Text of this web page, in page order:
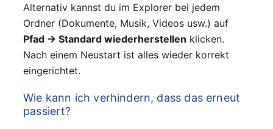
Alternativ kannst du im Explorer bei jedem
Ordner (Dokumente, Musik, Videos usw.) auf
Pfad → Standard wiederherstellen klicken.
Nach einem Neustart ist alles wieder korrekt
eingerichtet.
Wie kann ich verhindern, dass das erneut
passiert?